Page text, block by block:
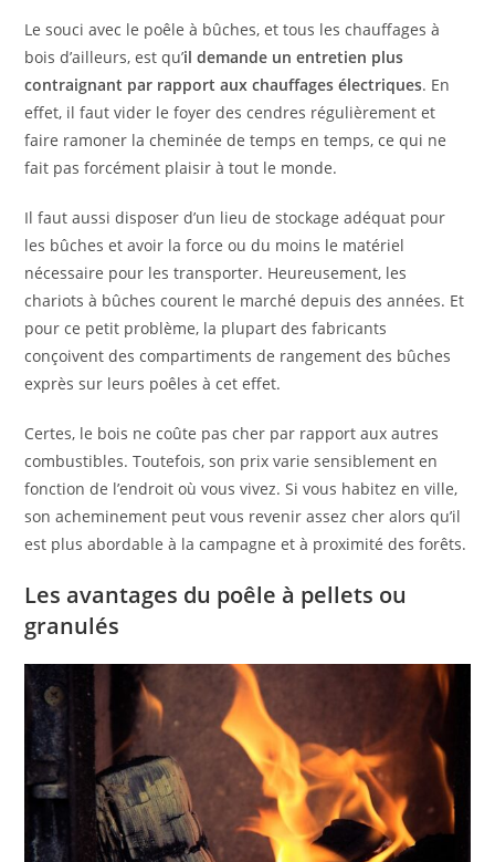
Le souci avec le poêle à bûches, et tous les chauffages à
bois d’ailleurs, est qu’il demande un entretien plus
contraignant par rapport aux chauffages électriques. En
effet, il faut vider le foyer des cendres régulièrement et
faire ramoner la cheminée de temps en temps, ce qui ne
fait pas forcément plaisir à tout le monde.
Il faut aussi disposer d’un lieu de stockage adéquat pour
les bûches et avoir la force ou du moins le matériel
nécessaire pour les transporter. Heureusement, les
chariots à bûches courent le marché depuis des années. Et
pour ce petit problème, la plupart des fabricants
conçoivent des compartiments de rangement des bûches
exprès sur leurs poêles à cet effet.
Certes, le bois ne coûte pas cher par rapport aux autres
combustibles. Toutefois, son prix varie sensiblement en
fonction de l’endroit où vous vivez. Si vous habitez en ville,
son acheminement peut vous revenir assez cher alors qu’il
est plus abordable à la campagne et à proximité des forêts.
Les avantages du poêle à pellets ou
granulés